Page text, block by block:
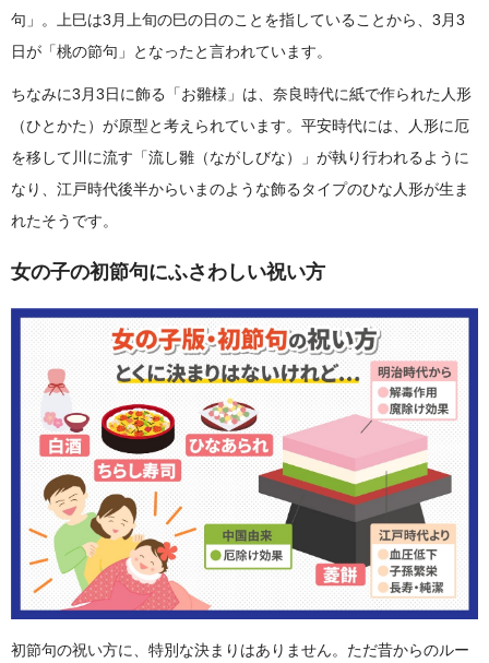
句」。上巳は3月上旬の巳の日のことを指していることから、3月3
日が「桃の節句」となったと言われています。
ちなみに3月3日に飾る「お雛様」は、奈良時代に紙で作られた人形
（ひとかた）が原型と考えられています。平安時代には、人形に厄
を移して川に流す「流し雛（ながしびな）」が執り行われるように
なり、江戸時代後半からいまのような飾るタイプのひな人形が生ま
れたそうです。
女の子の初節句にふさわしい祝い方
初節句の祝い方に、特別な決まりはありません。ただ昔からのルー